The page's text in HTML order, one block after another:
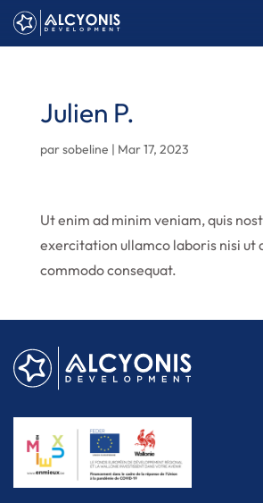
Julien P.
parsobeline | Mar 17, 2023
Ut enim ad minim veniam, quis
exercitation ullamco laboris nisi ut
commodo consequat.